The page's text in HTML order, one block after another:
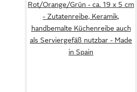
Rot/Orange/Grün - ca. 19 x 5 cm
- Zutatenreibe, Keramik,
handbemalte Küchenreibe auch
als Serviergefäß nutzbar - Made
in Spain